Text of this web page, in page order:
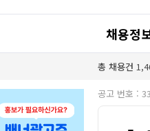
공산직원채용정보
농산/야채청과직원채용정보
수산직원채용정보
채용정
총 채용건
공고 번호 :